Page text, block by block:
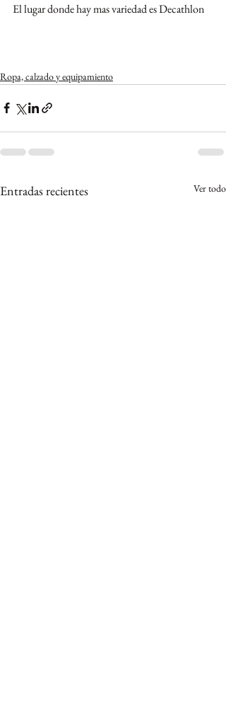
El lugar donde hay mas variedad es Decathlon
Ropa, calzado y equipamiento
Entradas recientes Ver todo